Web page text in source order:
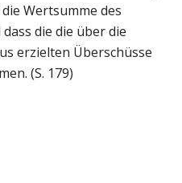
Wertsumme des
die die über die
erzielten Überschüsse
(S. 179)